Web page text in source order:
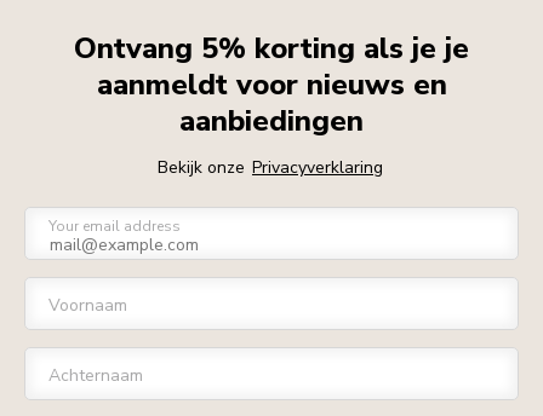
Ontvang 5% korting als je je
aanmeldt voor nieuws en
aanbiedingen
Bekijk onze Privacyverklaring
Your email address
Voornaam
Achternaam